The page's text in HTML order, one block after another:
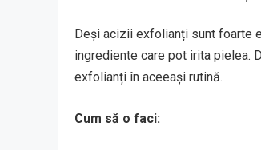
Deși acizii exfolianți sunt foarte
ingrediente care pot irita pielea.
exfolianți în aceeași rutină.
Cum să o faci: